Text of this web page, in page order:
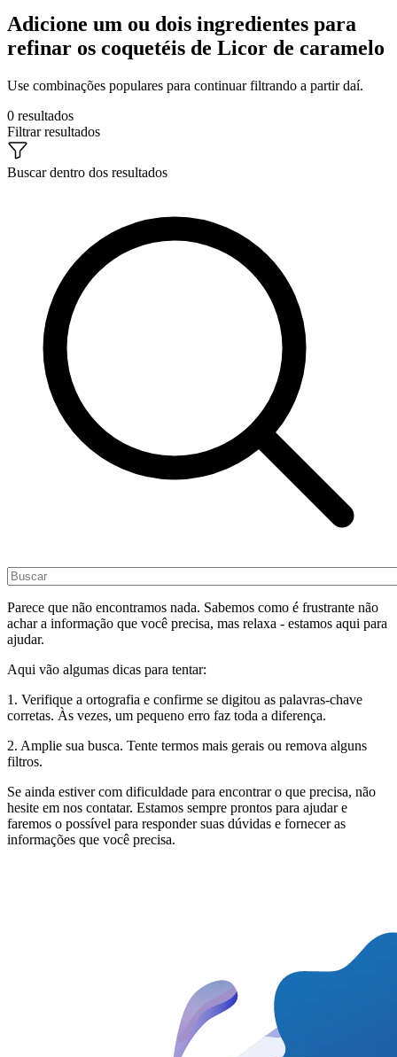
Adicione um ou dois ingredientes para
refinar os coquetéis de Licor de caramelo
Use combinações populares para continuar filtrando a partir daí.
0 resultados
Filtrar resultados
Buscar dentro dos resultados
Parece que não encontramos nada. Sabemos como é frustrante não
achar a informação que você precisa, mas relaxa - estamos aqui para
ajudar.
Aqui vão algumas dicas para tentar:
1. Verifique a ortografia e confirme se digitou as palavras-chave
corretas. Às vezes, um pequeno erro faz toda a diferença.
2. Amplie sua busca. Tente termos mais gerais ou remova alguns
filtros.
Se ainda estiver com dificuldade para encontrar o que precisa, não
hesite em nos contatar. Estamos sempre prontos para ajudar e
faremos o possível para responder suas dúvidas e fornecer as
informações que você precisa.